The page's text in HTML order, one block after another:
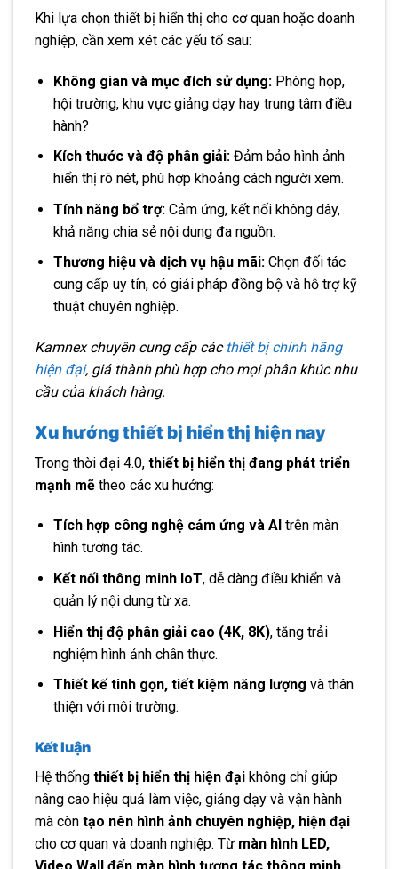
Khi lựa chọn thiết bị hiển thị cho cơ quan hoặc doanh
nghiệp, cần xem xét các yếu tố sau:
Không gian và mục đích sử dụng:Phòng họp,
hội trường, khu vực giảng dạy hay trung tâm điều
hành?
Kích thước và độ phân giải:Đảm bảo hình ảnh
hiển thị rõ nét, phù hợp khoảng cách người xem.
Tính năng bổ trợ:Cảm ứng, kết nối không dây,
khả năng chia sẻ nội dung đa nguồn.
Thương hiệu và dịch vụ hậu mãi:Chọn đối tác
cung cấp uy tín, có giải pháp đồng bộ và hỗ trợ kỹ
thuật chuyên nghiệp.
Kamnex chuyên cung cấp các thiết bị chính hãng
hiện đại, giá thành phù hợp cho mọi phân khúc nhu
cầu của khách hàng.
Xu hướng thiết bị hiển thị hiện nay
Trong thời đại 4.0, thiết bị hiển thị đang phát triển
mạnh mẽ theo các xu hướng:
Tích hợp công nghệ cảm ứng và AI trên màn
hình tương tác.
Kết nối thông minh IoT, dễ dàng điều khiển và
quản lý nội dung từ xa.
Hiển thị độ phân giải cao (4K, 8K), tăng trải
nghiệm hình ảnh chân thực.
Thiết kế tinh gọn, tiết kiệm năng lượng và thân
thiện với môi trường.
Kết luận
Hệ thống thiết bị hiển thị hiện đại không chỉ giúp
nâng cao hiệu quả làm việc, giảng dạy và vận hành
mà còn tạo nên hình ảnh chuyên nghiệp, hiện đại
cho cơ quan và doanh nghiệp. Từ màn hình LED,